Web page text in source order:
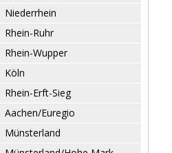
Niederrhein
Rhein-Ruhr
Rhein-Wupper
Köln
Rhein-Erft-Sieg
Aachen/Euregio
Münsterland